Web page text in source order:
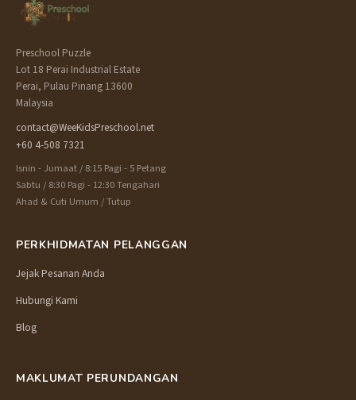
Preschool Puzzle
Lot 18 Perai Industrial Estate
Perai, Pulau Pinang 13600
Malaysia
contact@WeeKidsPreschool.net
+60 4-508 7321
Isnin - Jumaat / 8:15 Pagi - 5 Petang
Sabtu / 8:30 Pagi - 12:30 Tengahari
Ahad & Cuti Umum / Tutup
PERKHIDMATAN PELANGGAN
Jejak Pesanan Anda
Hubungi Kami
Blog
MAKLUMAT PERUNDANGAN